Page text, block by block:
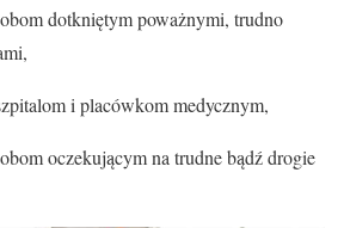
dotkniętym poważnymi, trudno
i placówkom medycznym,
oczekującym na trudne bądź drogie